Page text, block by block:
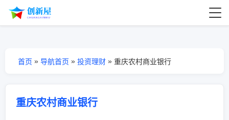
首页 » 导航首页 » 投资理财 » 重庆农村商业银行
重庆农村商业银行